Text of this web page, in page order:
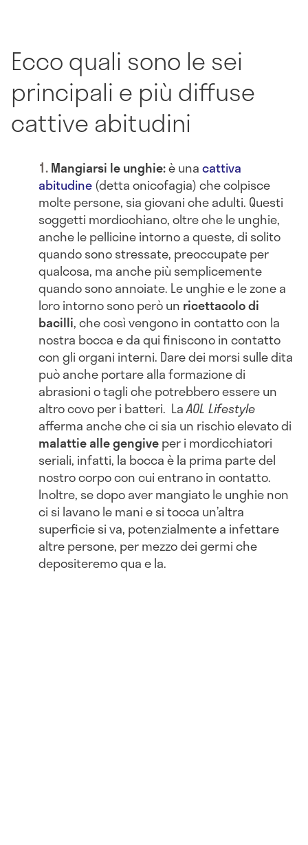
Ecco quali sono le sei
principali e più diffuse
cattive abitudini
Mangiarsi le unghie:è unacattiva
abitudine(detta onicofagia) che colpisce
molte persone, sia giovani che adulti. Questi
soggetti mordicchiano, oltre che le unghie,
anche le pellicine intorno a queste, di solito
quando sono stressate, preoccupate per
qualcosa, ma anche più semplicemente
quando sono annoiate. Le unghie e le zone a
loro intorno sono però un ricettacolo di
bacilli, che così vengono in contatto con la
nostra bocca e da qui finiscono in contatto
con gli organi interni. Dare dei morsi sulle dita
può anche portare alla formazione di
abrasioni o tagli che potrebbero essere un
altro covo per i batteri. LaAOL Lifestyle
afferma anche che ci sia un rischio elevato di
malattie alle gengiveper i mordicchiatori
seriali, infatti, la bocca è la prima parte del
nostro corpo con cui entrano in contatto.
Inoltre, se dopo aver mangiato le unghie non
ci si lavano le mani e si tocca un’altra
superficie si va, potenzialmente a infettare
altre persone, per mezzo dei germi che
depositeremo qua e la.